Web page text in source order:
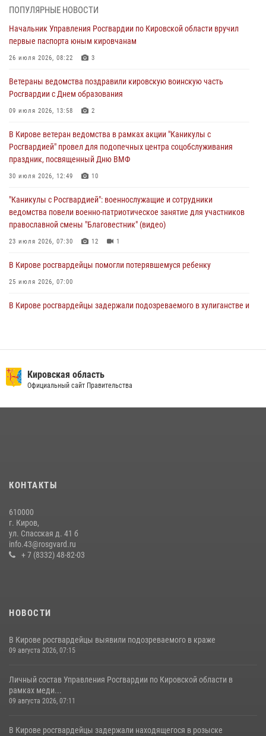
инструмента
07 августа 2026, 08:39
хулиганстве
06 августа 2026, 07:00
почетные знаки и грамоты росгвардейцам (видео)
05 августа 2026, 11:00
В Кирове росгвардейцы задержали подозреваемую в сбыте
04 августа 2026, 09:30
ПОПУЛЯРНЫЕ НОВОСТИ
Начальник Управления Росгвардии по Кировской области вручил
первые паспорта юным кировчанам
26 июля 2026, 08:22 3
Ветераны ведомства поздравили кировскую воинскую часть
Росгвардии с Днем образования
09 июля 2026, 13:58 2
В Кирове ветеран ведомства в рамках акции "Каникулы с
Росгвардией" провел для подопечных центра соцобслуживания
праздник, посвященный Дню ВМФ
30 июля 2026, 12:49 10
"Каникулы с Росгвардией": военнослужащие и сотрудники
ведомства повели военно-патриотическое занятие для участников
православной смены "Благовестник" (видео)
23 июля 2026, 07:30 12 1
В Кирове росгвардейцы помогли потерявшемуся ребенку
25 июля 2026, 07:00
В Кирове росгвардейцы задержали подозреваемого в хулиганстве и
вневедомственную охрану и поступления в ведомственные вузы
22 июля 2026, 14:51 1 2
В Кирове и Кирово-Чепецке росгвардейцы задержали
подозреваемых в хулиганстве
19 июля 2026, 07:00
Кировская область
Официальный сайт Правительства
КОНТАКТЫ
610000
г. Киров,
ул. Спасская д. 41 б
info.43@rosgvard.ru
+ 7 (8332) 48-82-03
НОВОСТИ
В Кирове росгвардейцы выявили подозреваемого в краже
09 августа 2026, 07:15
Личный состав Управления Росгвардии по Кировской области в
рамках меди...
09 августа 2026, 07:11
В Кирове росгвардейцы задержали находящегося в розыске